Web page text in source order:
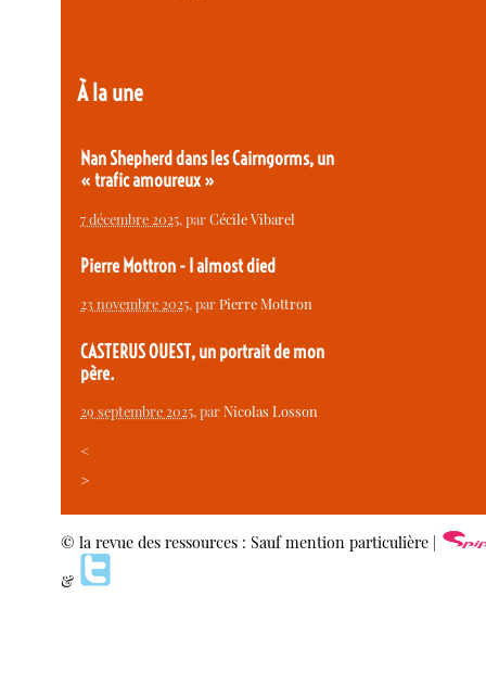
À la une
Nan Shepherd dans les Cairngorms, un
« trafic amoureux »
7 décembre 2025, parCécile Vibarel
Pierre Mottron - I almost died
23 novembre 2025, parPierre Mottron
CASTERUS OUEST, un portrait de mon
père.
29 septembre 2025, parNicolas Losson
<
>
© la revue des ressources : Sauf mention particulière |
&